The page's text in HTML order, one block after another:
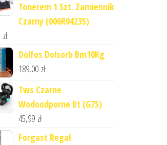
Tonerem 1 Szt. Zamiennik
Czarny (006R04235)
zł
Dolfos Dolsorb Bm10Kg
189,00 zł
Tws Czarne
Wodoodporne Bt (G7S)
45,99 zł
Forgast Regał